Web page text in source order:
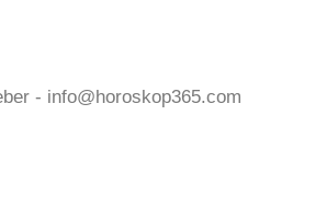
- info@horoskop365.com